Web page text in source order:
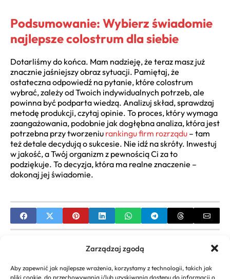
Zarządzaj zgodą
Aby zapewnić jak najlepsze wrażenia, korzystamy z technologii, takich jak
pliki cookie, do przechowywania i/lub uzyskiwania dostępu do informacji o
Podsumowanie: Wybierz świadomie
najlepsze colostrum dla siebie
Dotarliśmy do końca. Mam nadzieję, że teraz masz już
znacznie jaśniejszy obraz sytuacji. Pamiętaj, że
ostateczna odpowiedź na pytanie, które colostrum
wybrać, zależy od Twoich indywidualnych potrzeb, ale
powinna być podparta wiedzą. Analizuj skład, sprawdzaj
metodę produkcji, czytaj opinie. To proces, który wymaga
zaangażowania, podobnie jak dogłębna analiza, która jest
potrzebna przy tworzeniu rankingu firm rozrządu – tam
też detale decydują o sukcesie. Nie idź na skróty. Inwestuj
w jakość, a Twój organizm z pewnością Ci za to
podziękuje. To decyzja, która ma realne znaczenie –
dokonaj jej świadomie.
Poradnik